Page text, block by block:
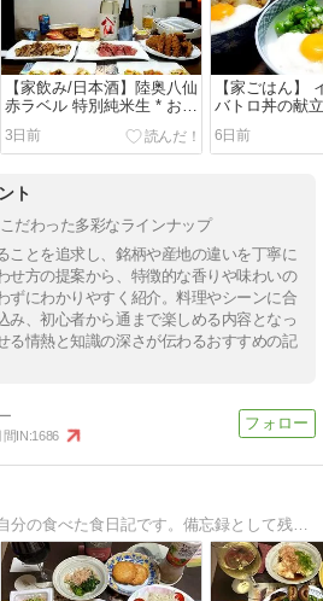
【家飲み/日本酒】陸奥八仙
赤ラベル 特別純米生 * お肉
屋さんのお惣菜で バレンタ
イン飲み会
3日前
【家ごはん】
バトロ丼の献
6日前
ト
だわった多彩なラインナップ
ことを追求し、銘柄や産地の違いを丁寧に
せ方の提案から、特徴的な香りや味わいの
ずにわかりやすく紹介。料理やシーンに合
み、初心者から通まで楽しめる内容となっ
る情熱と知識の深さが伝わるおすすめの記
間IN:1686
日々の食卓・晩酌風景 自分の食べた食日記です。備忘録として残してます。